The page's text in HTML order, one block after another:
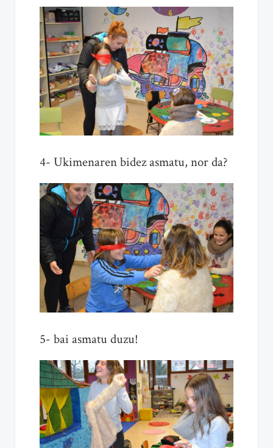
4- Ukimenaren bidez asmatu, nor da?
5- bai asmatu duzu!